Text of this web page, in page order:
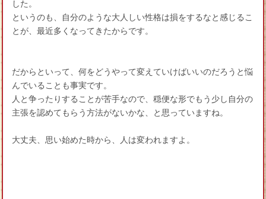
した。
というのも、自分のような大人しい性格は損をするなと感じるこ
とが、最近多くなってきたからです。
だからといって、何をどうやって変えていけばいいのだろうと悩
んでいることも事実です。
人と争ったりすることが苦手なので、穏便な形でもう少し自分の
主張を認めてもらう方法がないかな、と思っていますね。
大丈夫、思い始めた時から、人は変われますよ。